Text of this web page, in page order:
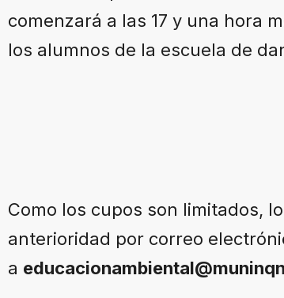
comenzará a las 17 y una hora
los alumnos de la escuela de
Como los cupos son limitados,
anterioridad por correo
a